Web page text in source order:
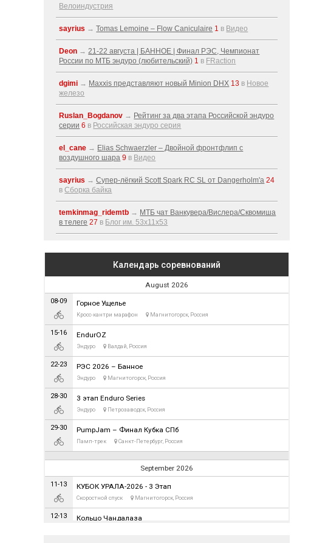
Велоиндустрия
sayrius →Tomas Lemoine – Flow Caniculaire 1 в Видео
Deon →21-22 августа | БАННОЕ | Финал РЭС, Чемпионат
России по МТБ эндуро (любительский) 1 в FRaction
dgimi → Maxxis представляют новый Minion DHX 13 в Новое
железо
Ruslan_Bogdanov → Рейтинг за два этапа Российской эндуро
серии 6 в Российская эндуро серия
el_cane → Elias Schwaerzler – Двойной фронтфлип с
воздушного шара 9 в Видео
sayrius →Супер-лёгкий Scott Spark RC SL от Dangerholm'a 24
вСборка байка
temkinmag_ridemtb → МТБ чат Ванкувера/Вислера/Сквомиша
в телеге 27 в Блог им. 53x11x53